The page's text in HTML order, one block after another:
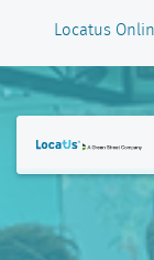
Locatus